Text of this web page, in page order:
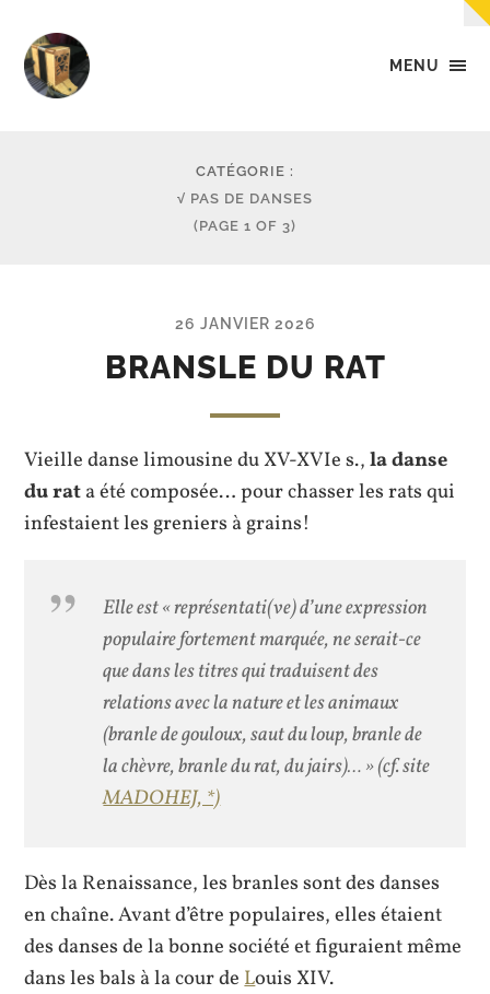
MENU
CATÉGORIE :
√ PAS DE DANSES
(PAGE 1 OF 3)
26 JANVIER 2026
BRANSLE DU RAT
Vieille danse limousine du XV-XVIe s.,la danse
du rata été composée… pour chasser les rats qui
infestaient les greniers à grains!
Elle est « représentati(ve) d’une expression
populaire fortement marquée, ne serait-ce
que dans les titres qui traduisent des
relations avec la nature et les animaux
(branle de gouloux, saut du loup, branle de
la chèvre, branle du rat, du jairs)… » (cf. site
MADOHEJ, *)
Dès la Renaissance, les branles sont des danses
en chaîne. Avant d’être populaires, elles étaient
des danses de la bonne société et figuraient même
dans les bals à la cour deLouis XIV.